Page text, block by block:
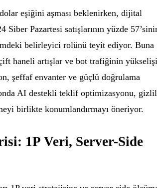
eşiğini aşması beklenirken, dijital
Siber Pazartesi satışlarının yüzde
belirleyici rolünü teyit ediyor. Buna
çift haneli artışlar ve bot trafiğinin
şeffaf envanter ve güçlü doğrulama
AI destekli teklif optimizasyonu,
birlikte konumlandırmayı öneriyor.
1P Veri, Server-Side